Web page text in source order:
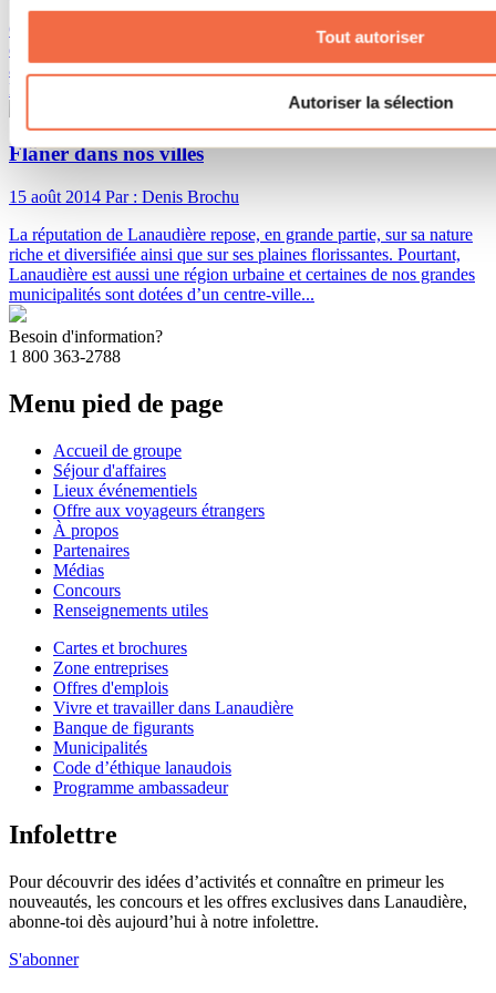
Tout autoriser
Autoriser la sélection
Que tu sois curieux de nature, un véritable passionné de bonsaïs et
d’horticulture, ou tout simplement à la recherche d’un attrait à
ajouter à ta liste cet été, ne manque pas les 30 ans de Bonsaï Gros-
Bec, l’unique centre d’interprétation du bonsaï au Québec!
Flâner dans nos villes
15 août 2014 Par : Denis Brochu
La réputation de Lanaudière repose, en grande partie, sur sa nature
riche et diversifiée ainsi que sur ses plaines florissantes. Pourtant,
Lanaudière est aussi une région urbaine et certaines de nos grandes
municipalités sont dotées d’un centre-ville...
Besoin d'information?
1 800 363-2788
Menu pied de page
Accueil de groupe
Séjour d'affaires
Lieux événementiels
Offre aux voyageurs étrangers
À propos
Partenaires
Médias
Concours
Renseignements utiles
Cartes et brochures
Zone entreprises
Offres d'emplois
Vivre et travailler dans Lanaudière
Banque de figurants
Municipalités
Code d’éthique lanaudois
Programme ambassadeur
Infolettre
Pour découvrir des idées d’activités et connaître en primeur les
nouveautés, les concours et les offres exclusives dans Lanaudière,
abonne-toi dès aujourd’hui à notre infolettre.
S'abonner